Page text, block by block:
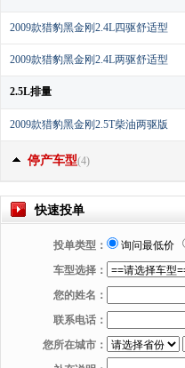
2009款猎豹黑金刚2.4L四驱舒适型
2009款猎豹黑金刚2.4L两驱舒适型
2.5L排量
2009款猎豹黑金刚2.5T柴油两驱版
停产车型(4)
快速投单
投单类型： 询问最低价
车型选择：
您的姓名：
联系电话：
您所在城市：